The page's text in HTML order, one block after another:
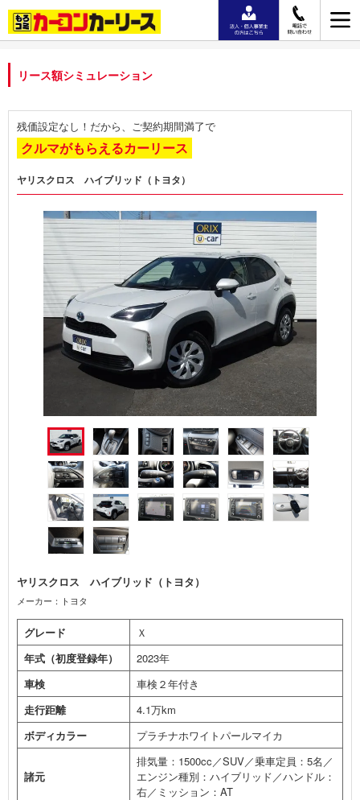
リース額シミュレーション
残価設定なし！だから、ご契約期間満了で
クルマがもらえるカーリース
ヤリスクロス ハイブリッド（トヨタ）
ヤリスクロス ハイブリッド（トヨタ）
メーカー：トヨタ
グレード
Ｘ
年式（初度登録年）
2023年
車検
車検２年付き
走行距離
4.1万km
ボディカラー
プラチナホワイトパールマイカ
諸元
排気量：1500cc／SUV／乗車定員：5名／
エンジン種別：ハイブリッド／ハンドル：
右／ミッション：AT